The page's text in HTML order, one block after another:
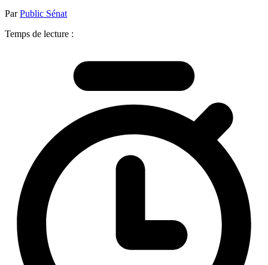
ParPublic Sénat
Temps de lecture :